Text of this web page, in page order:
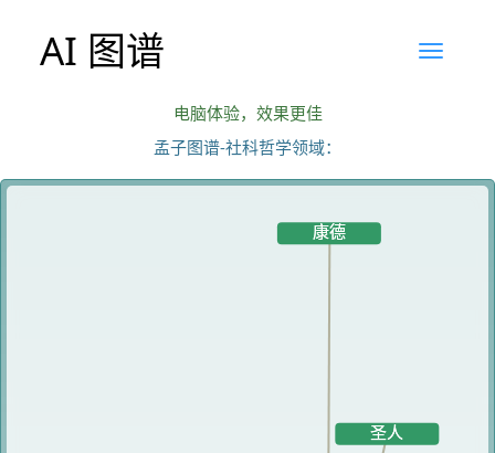
AI 图谱
电脑体验，效果更佳
孟子图谱-社科哲学领域：